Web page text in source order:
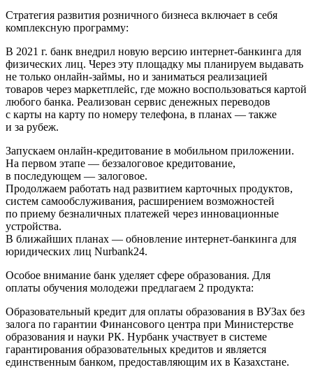
Стратегия развития розничного бизнеса включает в себя
комплексную программу:
В 2021 г. банк внедрил новую версию интернет-банкинга для
физических лиц. Через эту площадку мы планируем выдавать
не только онлайн-займы, но и заниматься реализацией
товаров через маркетплейс, где можно воспользоваться картой
любого банка. Реализован сервис денежных переводов
с карты на карту по номеру телефона, в планах — также
и за рубеж.
Запускаем онлайн-кредитование в мобильном приложении.
На первом этапе — беззалоговое кредитование,
в последующем — залоговое.
Продолжаем работать над развитием карточных продуктов,
систем самообслуживания, расширением возможностей
по приему безналичных платежей через инновационные
устройства.
В ближайших планах — обновление интернет-банкинга для
юридических лиц Nurbank24.
Особое внимание банк уделяет сфере образования. Для
оплаты обучения молодежи предлагаем 2 продукта:
Образовательный кредит для оплаты образования в ВУЗах без
залога по гарантии Финансового центра при Министерстве
образования и науки РК. Нурбанк участвует в системе
гарантирования образовательных кредитов и является
единственным банком, предоставляющим их в Казахстане.